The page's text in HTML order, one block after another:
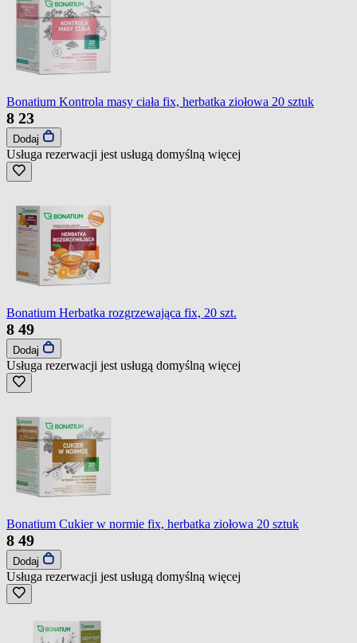
Bonatium Kontrola masy ciała fix, herbatka ziołowa 20 sztuk
8 23
Dodaj
Usługa rezerwacji jest usługą domyślną więcej
Bonatium Herbatka rozgrzewająca fix, 20 szt.
8 49
Dodaj
Usługa rezerwacji jest usługą domyślną więcej
Bonatium Cukier w normie fix, herbatka ziołowa 20 sztuk
8 49
Dodaj
Usługa rezerwacji jest usługą domyślną więcej